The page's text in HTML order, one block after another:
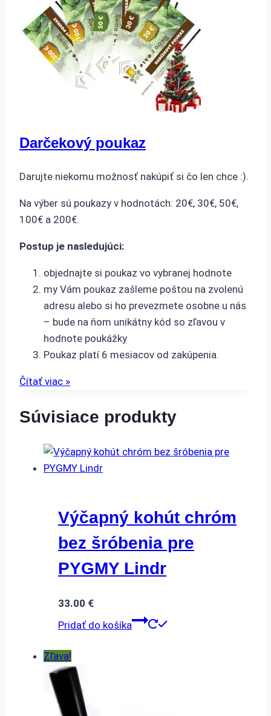
Darčekový poukaz
Darujte niekomu možnosť nakúpiť si čo len chce :).
Na výber sú poukazy v hodnotách: 20€, 30€, 50€,
100€ a 200€.
Postup je nasledujúci:
objednajte si poukaz vo vybranej hodnote
my Vám poukaz zašleme poštou na zvolenú
adresu alebo si ho prevezmete osobne u nás
– bude na ňom unikátny kód so zľavou v
hodnote poukážky
Poukaz platí 6 mesiacov od zakúpenia.
Čítať viac »
Súvisiace produkty
Výčapný kohút chróm
bez šróbenia pre
PYGMY Lindr
33.00 €
Pridať do košíka
Zľava!